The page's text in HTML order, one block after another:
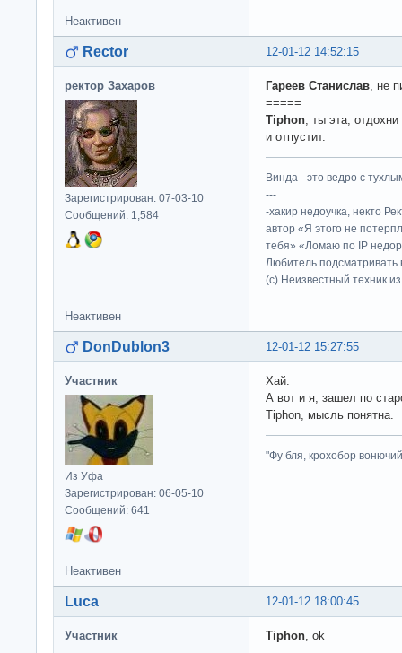
Неактивен
12-01-12 14:52:15
Rector
ректор Захаров
Зарегистрирован: 07-03-10
Сообщений: 1,584
Гареев Станислав , не
=====
Tiphon , ты эта,
и отпустит.
Винда - это ведро с
---
-хакир недоучка, некто
автор «Я этого не
тебя» «Ломаю по IP
Любитель подсматривать
(c) Неизвестный техник
Неактивен
12-01-12 15:27:55
DonDublon3
Участник
Из Уфа
Зарегистрирован: 06-05-10
Сообщений: 641
Хай.
А вот и я, зашел по
Tiphon, мысль понятна.
"Фу бля, крохобор
Неактивен
12-01-12 18:00:45
Luca
Участник Tiphon , ok